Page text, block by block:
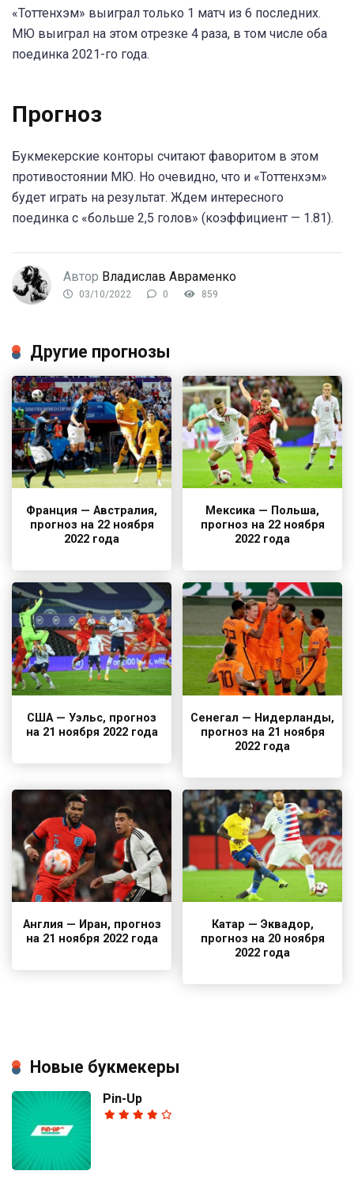
«Тоттенхэм» выиграл только 1 матч из 6 последних.
МЮ выиграл на этом отрезке 4 раза, в том числе оба
поединка 2021-го года.
Прогноз
Букмекерские конторы считают фаворитом в этом
противостоянии МЮ. Но очевидно, что и «Тоттенхэм»
будет играть на результат. Ждем интересного
поединка с «больше 2,5 голов» (коэффициент — 1.81).
Автор Владислав Авраменко
03/10/2022 0 859
Другие прогнозы
Франция — Австралия,
прогноз на 22 ноября
2022 года
Мексика — Польша,
прогноз на 22 ноября
2022 года
США — Уэльс, прогноз
на 21 ноября 2022 года
Сенегал — Нидерланды,
прогноз на 21 ноября
2022 года
Англия — Иран, прогноз
на 21 ноября 2022 года
Катар — Эквадор,
прогноз на 20 ноября
2022 года
Новые букмекеры
Pin-Up